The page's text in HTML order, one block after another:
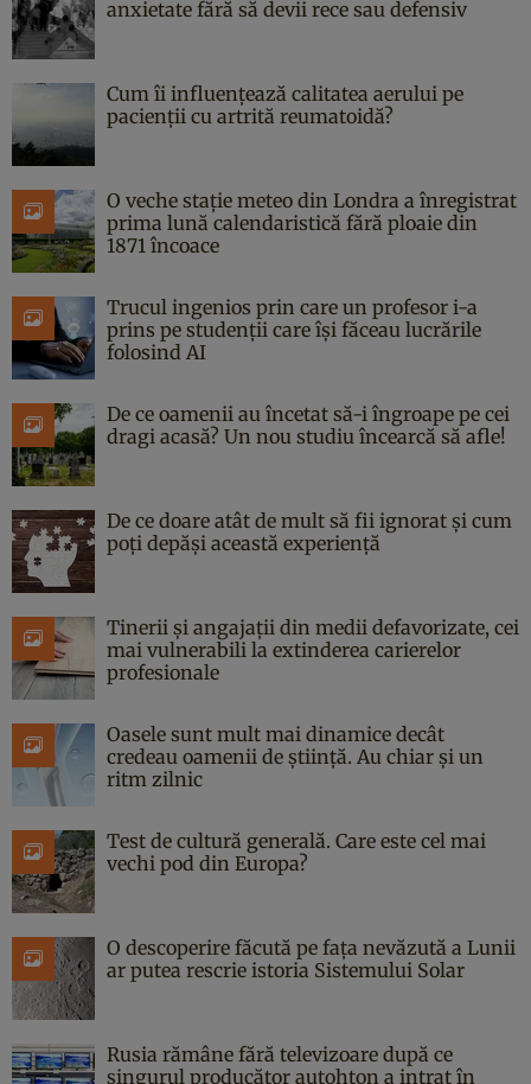
anxietate fără să devii rece sau defensiv
Cum îi influențează calitatea aerului pe
pacienții cu artrită reumatoidă?
O veche stație meteo din Londra a înregistrat
prima lună calendaristică fără ploaie din
1871 încoace
Trucul ingenios prin care un profesor i-a
prins pe studenții care își făceau lucrările
folosind AI
De ce oamenii au încetat să-i îngroape pe cei
dragi acasă? Un nou studiu încearcă să afle!
De ce doare atât de mult să fii ignorat și cum
poți depăși această experiență
Tinerii și angajații din medii defavorizate, cei
mai vulnerabili la extinderea carierelor
profesionale
Oasele sunt mult mai dinamice decât
credeau oamenii de știință. Au chiar și un
ritm zilnic
Test de cultură generală. Care este cel mai
vechi pod din Europa?
O descoperire făcută pe fața nevăzută a Lunii
ar putea rescrie istoria Sistemului Solar
Rusia rămâne fără televizoare după ce
singurul producător autohton a intrat în